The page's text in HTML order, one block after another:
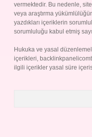
vermektedir. Bu nedenle,
veya araştırma
yazdıkları içeriklerin
sorumluluğu kabul etmiş
Hukuka ve yasal
içerikleri,
ilgili içerikler yasal süre